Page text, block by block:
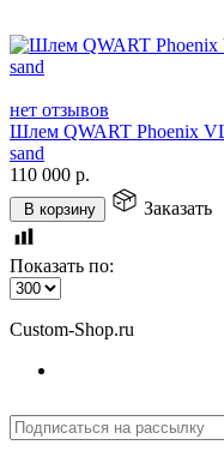
нет отзывов
Шлем QWART Phoenix
sand
110 000 р.
В корзину Заказать
Показать по:
Custom-Shop.ru